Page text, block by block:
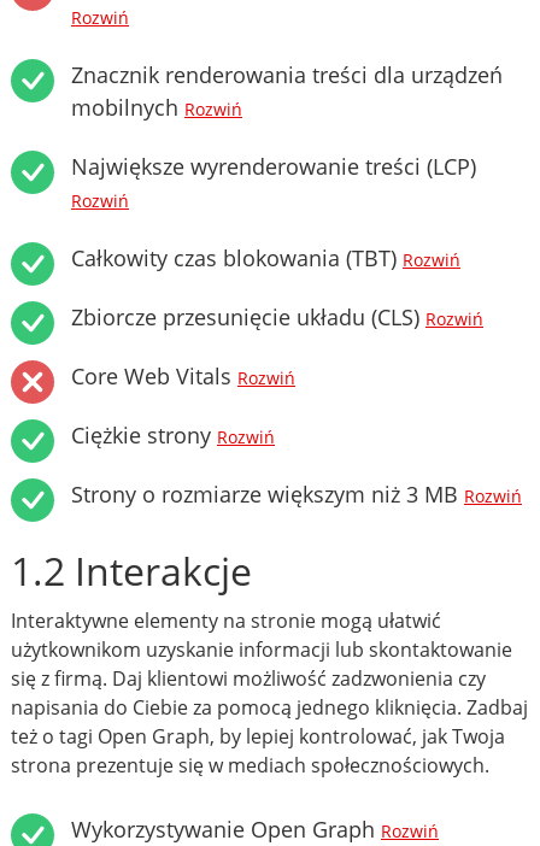
Rozwiń
Znacznik renderowania treści dla urządzeń
mobilnych Rozwiń
Największe wyrenderowanie treści (LCP)
Rozwiń
Całkowity czas blokowania (TBT) Rozwiń
Zbiorcze przesunięcie układu (CLS) Rozwiń
Core Web Vitals Rozwiń
Ciężkie strony Rozwiń
Strony o rozmiarze większym niż 3 MB Rozwiń
1.2 Interakcje
Interaktywne elementy na stronie mogą ułatwić
użytkownikom uzyskanie informacji lub skontaktowanie
się z firmą. Daj klientowi możliwość zadzwonienia czy
napisania do Ciebie za pomocą jednego kliknięcia. Zadbaj
też o tagi Open Graph, by lepiej kontrolować, jak Twoja
strona prezentuje się w mediach społecznościowych.
Wykorzystywanie Open Graph Rozwiń